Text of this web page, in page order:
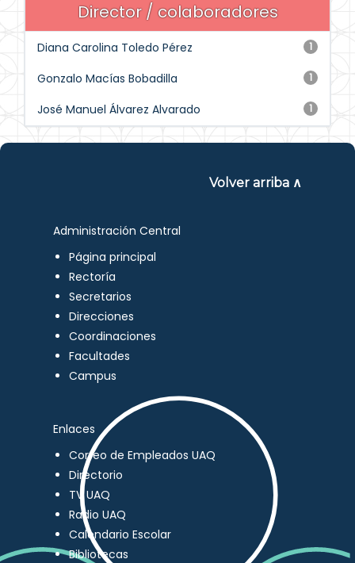
Director / colaboradores
1
Diana Carolina Toledo Pérez
1
Gonzalo Macías Bobadilla
1
José Manuel Álvarez Alvarado
Volver arriba ∧
Administración Central
Página principal
Rectoría
Secretarios
Direcciones
Coordinaciones
Facultades
Campus
Enlaces
Correo de Empleados UAQ
Directorio
TV UAQ
Radio UAQ
Calendario Escolar
Bibliotecas